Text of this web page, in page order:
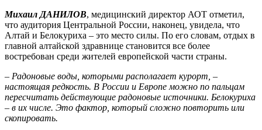
Михаил ДАНИЛОВ, медицинский директор АОТ отметил,
что аудитория Центральной России, наконец, увидела, что
Алтай и Белокуриха – это место силы. По его словам, отдых в
главной алтайской здравнице становится все более
востребован среди жителей европейской части страны.
– Радоновые воды, которыми располагает курорт, –
настоящая редкость. В России и Европе можно по пальцам
пересчитать действующие радоновые источники. Белокуриха
– в их числе. Это фактор, который сложно повторить или
скопировать.